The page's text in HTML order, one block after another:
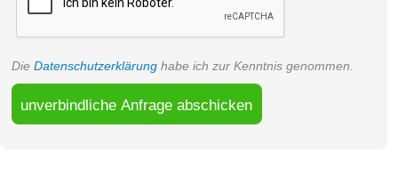
Die Datenschutzerklärung habe ich zur Kenntnis genommen.
unverbindliche Anfrage abschicken